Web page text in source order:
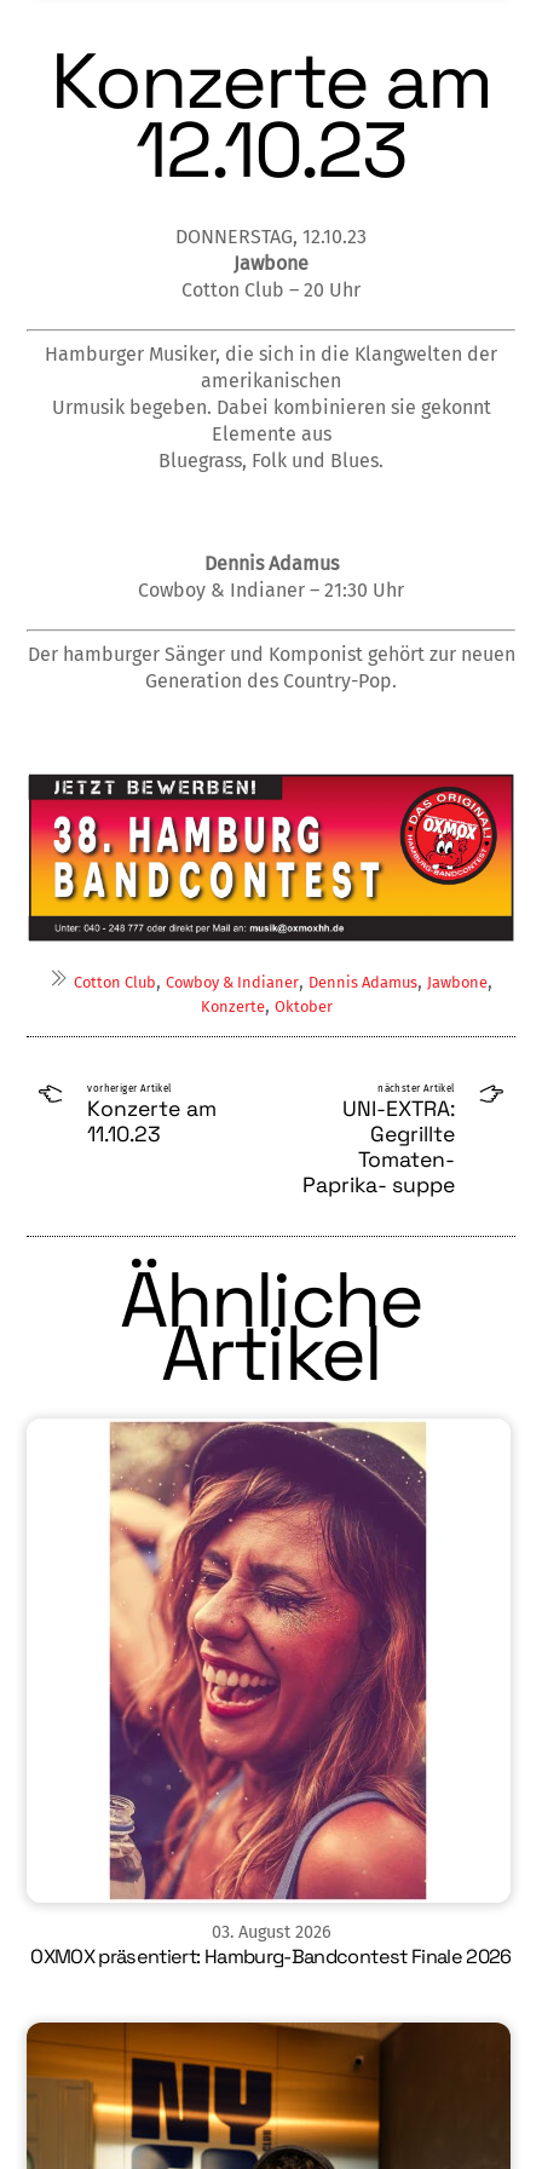
Konzerte am
12.10.23
DONNERSTAG, 12.10.23
Jawbone
Cotton Club – 20 Uhr
Hamburger Musiker, die sich in die Klangwelten der
amerikanischen
Urmusik begeben. Dabei kombinieren sie gekonnt
Elemente aus
Bluegrass, Folk und Blues.
Dennis Adamus
Cowboy & Indianer – 21:30 Uhr
Der hamburger Sänger und Komponist gehört zur neuen
Generation des Country-Pop.
Cotton Club, Cowboy & Indianer, Dennis Adamus, Jawbone,
Konzerte,Oktober
vorheriger Artikel
Konzerte am
11.10.23
nächster Artikel
UNI-EXTRA:
Gegrillte
Tomaten-
Paprika- suppe
Ähnliche
Artikel
03. August 2026
OXMOX präsentiert: Hamburg-Bandcontest Finale 2026